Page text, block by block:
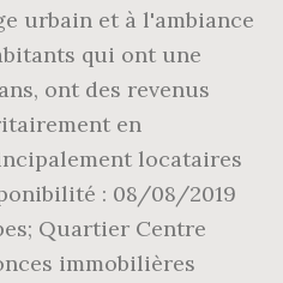
urbain et à l'ambiance
qui ont une
ont des revenus
en
locataires
: 08/08/2019
Quartier Centre
immobilières